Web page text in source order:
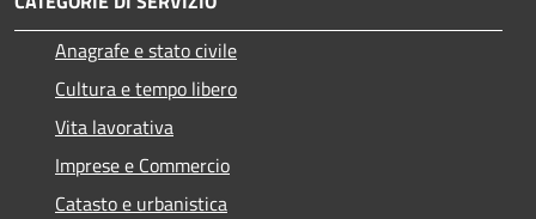
Anagrafe e stato civile
Cultura e tempo libero
Vita lavorativa
Imprese e Commercio
Catasto e urbanistica